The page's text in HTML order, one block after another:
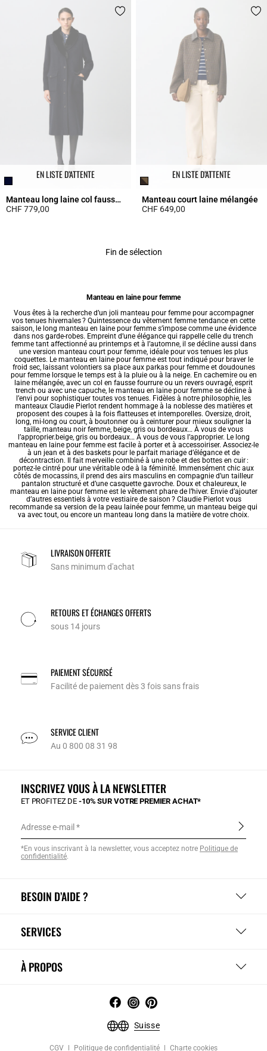
EN LISTE D’ATTENTE
Manteau long laine col fausse fourrure
CHF 779,00
EN LISTE D’ATTENTE
Manteau court laine mélangée
CHF 649,00
Fin de sélection
Manteau en laine pour femme
Vous êtes à la recherche d’un joli manteau pour femmepour accompagner
vos tenues hivernales ? Quintessence du vêtement femme tendance en cette
saison, le long manteau en laine pour femme s’impose comme une évidence
dans nos garde-robes. Empreint d’une élégance qui rappelle celle du trench
femmetant affectionné au printemps et à l’automne, il se décline aussi dans
une version manteau court pour femme, idéale pour vos tenues les plus
coquettes. Le manteau en laine pour femme est tout indiqué pour braver le
froid sec, laissant volontiers sa place aux parkas pour femmeet doudounes
pour femme lorsque le temps est à la pluie ou à la neige. En cachemire ou en
laine mélangée, avec un col en fausse fourrure ou un revers ouvragé, esprit
trench ou avec une capuche, le manteau en laine pour femme se décline à
l’envi pour sophistiquer toutes vos tenues. Fidèles à notre philosophie, les
manteaux Claudie Pierlot rendent hommage à la noblesse des matières et
proposent des coupes à la fois flatteuses et intemporelles. Oversize, droit,
long, mi-long ou court, à boutonner ou à ceinturer pour mieux souligner la
taille, manteau noir femme, beige, gris ou bordeaux… À vous de vous
l’approprier.beige, gris ou bordeaux… À vous de vous l’approprier. Le long
manteau en laine pour femme est facile à porter et à accessoiriser. Associez-le
à un jean et à des baskets pour le parfait mariage d’élégance et de
décontraction. Il fait merveille combiné à une robe et des bottes en cuir :
portez-le cintré pour une véritable ode à la féminité. Immensément chic aux
côtés de mocassins, il prend des airs masculins en compagnie d’un tailleur
pantalon structuré et d’une casquette gavroche. Doux et chaleureux, le
manteau en laine pour femme est le vêtement phare de l’hiver. Envie d’ajouter
d’autres essentiels à votre vestiaire de saison ? Claudie Pierlot vous
recommande sa version de la peau lainée pour femme, un manteau beige qui
va avec tout, ou encore un manteau long dans la matière de votre choix.
LIVRAISON OFFERTE
Sans minimum d'achat
RETOURS ET ÉCHANGES OFFERTS
sous 14 jours
PAIEMENT SÉCURISÉ
Facilité de paiement dès 3 fois sans frais
SERVICE CLIENT
Au 0 800 08 31 98
BESOIN D’AIDE ?
SERVICES
À PROPOS
INSCRIVEZ VOUS À LA NEWSLETTER
ET PROFITEZ DE-10% SUR VOTRE PREMIER ACHAT*
Adresse e-mail
*En vous inscrivant à la newsletter, vous acceptez notre Politique de
confidentialité.
Suisse
CGV Politique de confidentialité Charte cookies